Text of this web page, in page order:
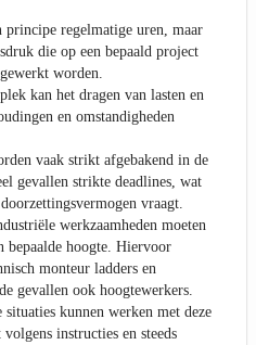
regelmatige uren, maar
die op een bepaald project
worden.
kan het dragen van lasten en
en omstandigheden
vaak strikt afgebakend in de
gevallen strikte deadlines, wat
vraagt.
werkzaamheden moeten
bepaalde hoogte. Hiervoor
monteur ladders en
gevallen ook hoogtewerkers.
kunnen werken met deze
instructies en steeds